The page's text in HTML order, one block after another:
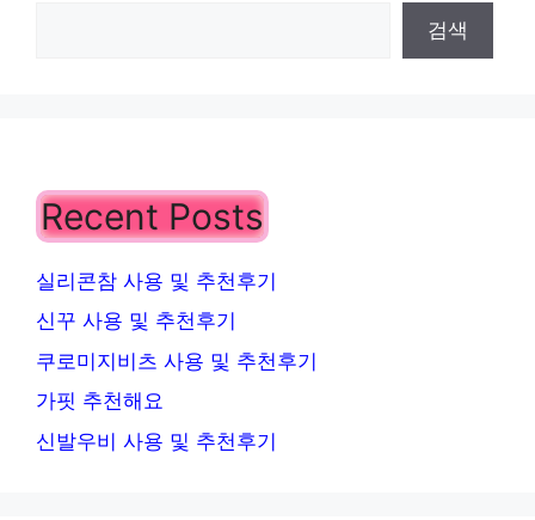
검색
Recent Posts
실리콘참 사용 및 추천후기
신꾸 사용 및 추천후기
쿠로미지비츠 사용 및 추천후기
가핏 추천해요
신발우비 사용 및 추천후기